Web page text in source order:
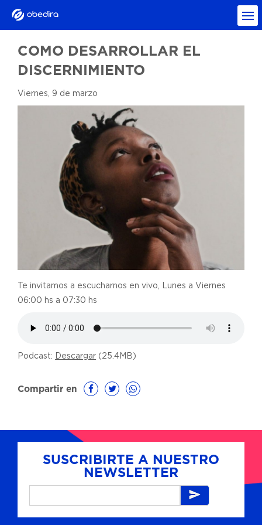
COMO DESARROLLAR EL
DISCERNIMIENTO
Viernes, 9 de marzo
Te invitamos a escucharnos en vivo, Lunes a Viernes
06:00 hs a 07:30 hs
Podcast: Descargar (25.4MB)
Compartir en
SUSCRIBIRTE A NUESTRO
NEWSLETTER